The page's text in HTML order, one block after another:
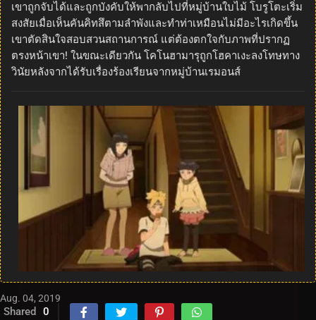
เขาถูกจับได้และถูกบังคับให้พากลับไปที่หมู่บ้านใบไม้ โบรูโตะเริ่ม
สงสัยเมื่อเห็นคันคิทสึตามลำพังและทำท่าเหมือนไม่มีอะไรเกิดขึ้น
เขาตัดสินใจสอบสวนสถานการณ์ แต่ต้องตกใจกับภาพที่ปรากฏ
ตรงหน้าเขา! ในขณะเดียวกัน โคโนฮามารุถูกโฮคาเงะลงโทษทาง
วินัยหลังจากได้รับเรื่องร้องเรียนจากหมู่บ้านเรมอนส์
Aug. 04, 2019
Shared 0